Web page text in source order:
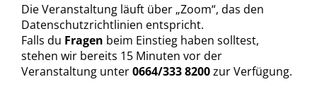
Die Veranstaltung läuft über „Zoom“, das den
Datenschutzrichtlinien entspricht.
Falls du Fragen beim Einstieg haben solltest,
stehen wir bereits 15 Minuten vor der
Veranstaltung unter0664/333 8200zur Verfügung.